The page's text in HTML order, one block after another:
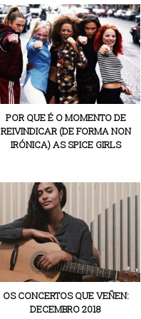
POR QUE É O MOMENTO DE
REIVINDICAR (DE FORMA NON
IRÓNICA) AS SPICE GIRLS
OS CONCERTOS QUE VEÑEN:
DECEMBRO 2018